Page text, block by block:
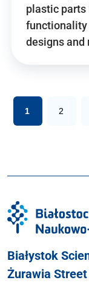
plastic parts
functionality
designs
1 2
Białystok
Żurawia